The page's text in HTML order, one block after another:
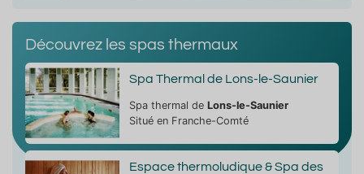
Découvrez les spas thermaux
Spa Thermal de Lons-le-Saunier
Spa thermal de Lons-le-Saunier
Situé en Franche-Comté
Espace thermoludique & Spa des